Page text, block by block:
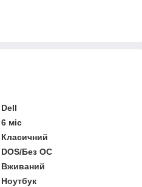
Dell
6 міс
Класичний
DOS/Без ОС
Вживаний
Ноутбук